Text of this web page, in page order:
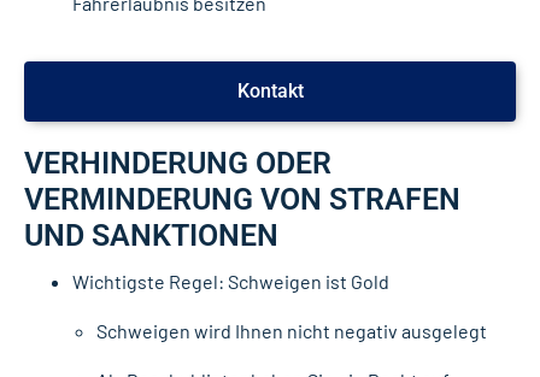
Kontakt
VERHINDERUNG ODER
VERMINDERUNG VON STRAFEN
UND SANKTIONEN
Wichtigste Regel: Schweigen ist Gold
Schweigen wird Ihnen nicht negativ ausgelegt